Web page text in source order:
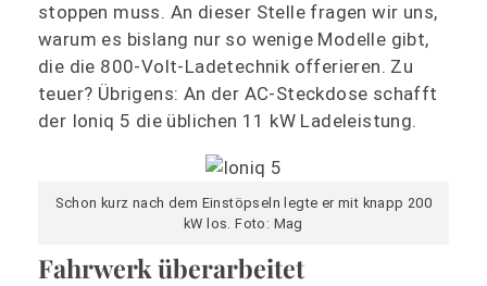
stoppen muss. An dieser Stelle fragen wir uns,
warum es bislang nur so wenige Modelle gibt,
die die 800-Volt-Ladetechnik offerieren. Zu
teuer? Übrigens: An der AC-Steckdose schafft
der Ioniq 5 die üblichen 11 kW Ladeleistung.
Schon kurz nach dem Einstöpseln legte er mit knapp 200
kW los. Foto: Mag
Fahrwerk überarbeitet